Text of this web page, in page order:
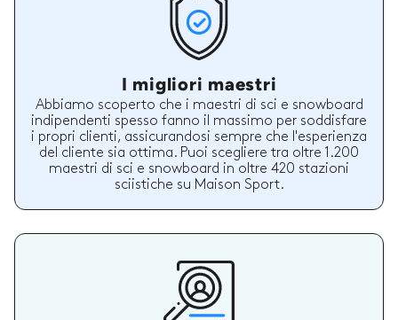
I migliori maestri
Abbiamo scoperto che i maestri di sci e snowboard
indipendenti spesso fanno il massimo per soddisfare
i propri clienti, assicurandosi sempre che l'esperienza
del cliente sia ottima. Puoi scegliere tra oltre 1.200
maestri di sci e snowboard in oltre 420 stazioni
sciistiche su Maison Sport.